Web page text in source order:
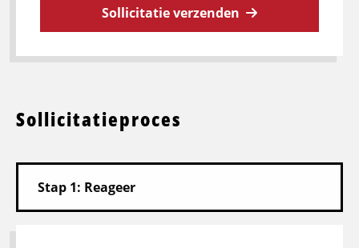
Sollicitatie verzenden
Sollicitatieproces